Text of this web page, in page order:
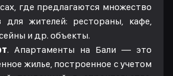
где предлагаются множество
для жителей: рестораны, кафе,
и др. объекты.
. Апартаменты на Бали — это
жилье, построенное с учетом